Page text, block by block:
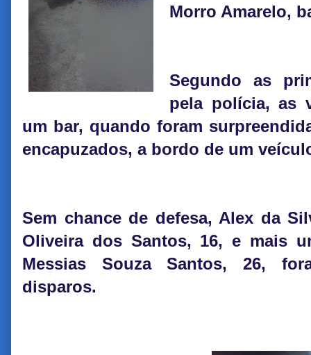
Morro Amarelo,
Segundo as
pela polícia, as
um bar, quando foram
encapuzados, a bordo de um
Sem chance de defesa, Alex da
Oliveira dos Santos, 16, e mais
Messias Souza Santos, 26,
disparos.